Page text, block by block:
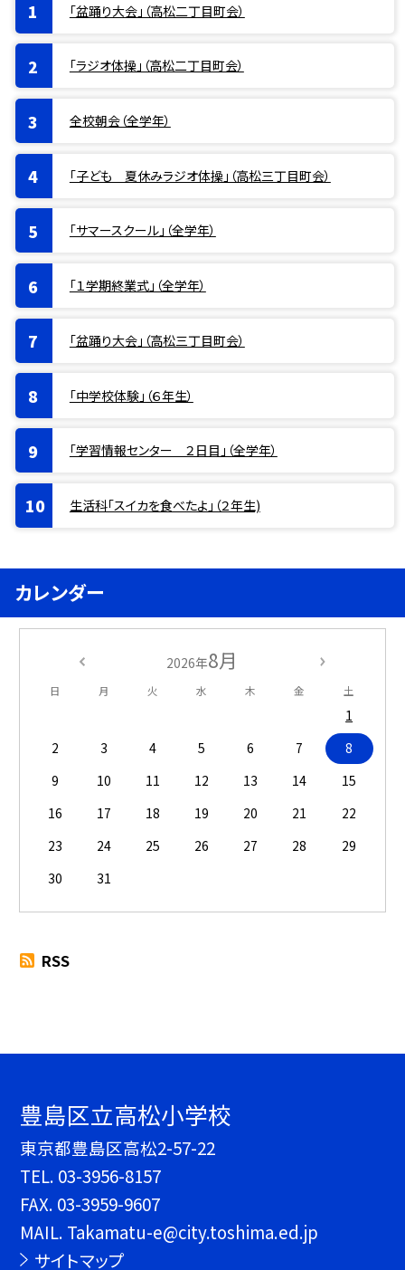
「盆踊り大会」（高松二丁目町会）
「ラジオ体操」（高松二丁目町会）
全校朝会（全学年）
「子ども 夏休みラジオ体操」（高松三丁目町会）
「サマースクール」（全学年）
「１学期終業式」（全学年）
「盆踊り大会」（高松三丁目町会）
「中学校体験」（６年生）
「学習情報センター ２日目」（全学年）
生活科「スイカを食べたよ」（２年生)
カレンダー
2026年8月
日 月 火 水 木 金 土
1
2
3 4 5 6 7
8
9
10 11 12 13 14
15
16
17 18 19 20 21
22
23
24 25 26 27 28
29
30
31
RSS
豊島区立高松小学校
東京都豊島区高松2-57-22
TEL. 03-3956-8157
FAX. 03-3959-9607
MAIL. Takamatu-e@city.toshima.ed.jp
サイトマップ